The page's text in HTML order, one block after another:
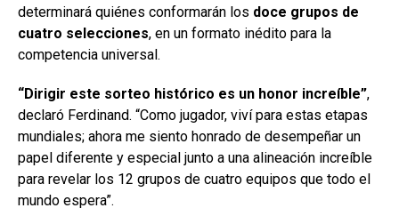
determinará quiénes conformarán los doce grupos de
cuatro selecciones, en un formato inédito para la
competencia universal.
“Dirigir este sorteo histórico es un honor increíble”,
declaró Ferdinand. “Como jugador, viví para estas etapas
mundiales; ahora me siento honrado de desempeñar un
papel diferente y especial junto a una alineación increíble
para revelar los 12 grupos de cuatro equipos que todo el
mundo espera”.